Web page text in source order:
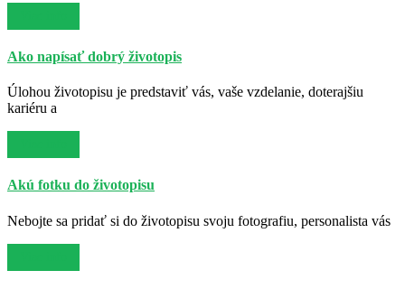
Ako napísať dobrý životopis
Úlohou životopisu je predstaviť vás, vaše vzdelanie, doterajšiu
kariéru a
Akú fotku do životopisu
Nebojte sa pridať si do životopisu svoju fotografiu, personalista vás